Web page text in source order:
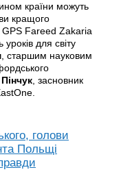
країни можуть
кращого
GPS Fareed Zakaria
для світу
, старшим науковим
, засновник
голови
Польщі